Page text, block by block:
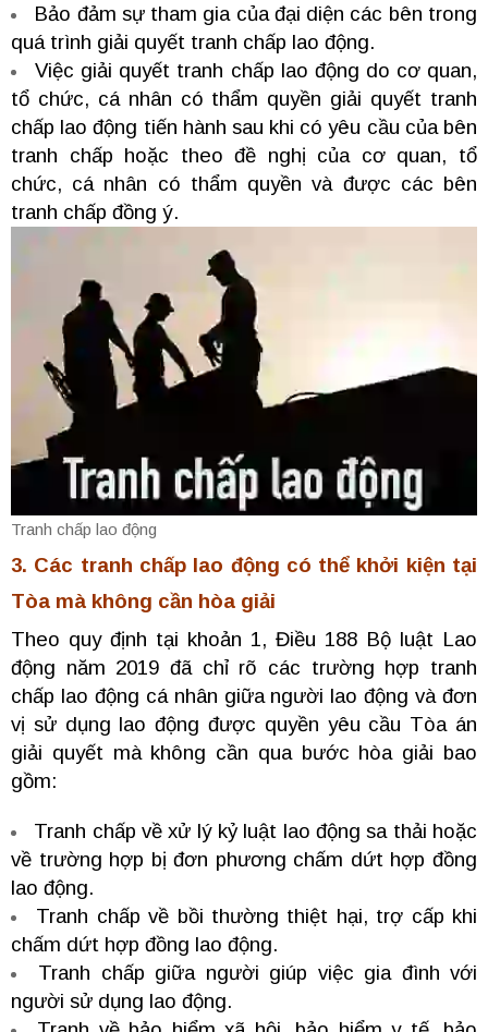
Bảo đảm sự tham gia của đại diện các bên trong
quá trình giải quyết tranh chấp lao động.
Việc giải quyết tranh chấp lao động do cơ quan,
tổ chức, cá nhân có thẩm quyền giải quyết tranh
chấp lao động tiến hành sau khi có yêu cầu của bên
tranh chấp hoặc theo đề nghị của cơ quan, tổ
chức, cá nhân có thẩm quyền và được các bên
tranh chấp đồng ý.
Tranh chấp lao động
3. Các tranh chấp lao động có thể khởi kiện tại
Tòa mà không cần hòa giải
Theo quy định tại khoản 1, Điều 188 Bộ luật Lao
động năm 2019 đã chỉ rõ các trường hợp tranh
chấp lao động cá nhân giữa người lao động và đơn
vị sử dụng lao động được quyền yêu cầu Tòa án
giải quyết mà không cần qua bước hòa giải bao
gồm:
Tranh chấp về xử lý kỷ luật lao động sa thải hoặc
về trường hợp bị đơn phương chấm dứt hợp đồng
lao động.
Tranh chấp về bồi thường thiệt hại, trợ cấp khi
chấm dứt hợp đồng lao động.
Tranh chấp giữa người giúp việc gia đình với
người sử dụng lao động.